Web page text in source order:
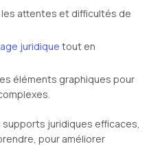
les attentes et difficultés de
juridique tout en
éléments graphiques pour
juridiques efficaces,
pour améliorer